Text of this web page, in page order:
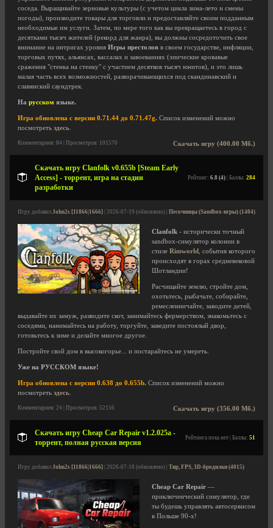
соседа. Выращивайте зерновые культуры (с учетом цикла зима-лето и смены
погоды), производите товары для торговли и предоставляйте своим подданным
необходимые им услуги. Затем, по мере того как вы превращаетесь в город с
десятками тысяч жителей (рекорд для жанра), вы должны сосредоточить свое
внимание на интригах уровня Игры престолов в своем государстве, инфляции,
торговых путях, альянсах, вассалах и завоеваниях (эпические кровавые
сражения "стенка на стенку" с участием десятков тысяч юнитов), и это лишь
малая часть всех возможностей, разворачивающихся под скандинавский и
славянский саундтрек.
На русском языке.
Игра обновлена с версии 0.71.44 до 0.71.47g. Список изменений можно
посмотреть здесь
Скачать игру (400.00 Мб.)
Комментариев: 84 | Просмотров: 101570
Скачать игру Clanfolk v0.655b [Steam Early
Access] - торрент, игра на стадии
разработки
Рейтинг: 6.8 (4) | Баллы: 284
Игру добавил John2s [11866|1666] | 2026-07-19 (обновлено) | Песочницы (Sandbox-игры) (1404)
Clanfolk - исторически точный
sandbox-симулятор колонии в
стиле Rimworld
, события которого
происходят в горах средневековой
Шотландии!
Расчищайте землю, стройте дом,
охотьтесь, рыбачьте, собирайте,
ремесленничайте, заводите детей,
выдавайте их замуж, разводите скот, занимайтесь фермерством, знакомьтесь с
соседями, нанимайтесь на работу, торгуйте, заведите постоялый двор,
готовьтесь к зиме и делайте многое другое.
Постройте свой дом в высокогорье... и постарайтесь не умереть.
Уже на РУССКОМ языке!
Игра обновлена с версии 0.638 до 0.655b. Список изменений можно
посмотреть здесь
Скачать игру (356.00 Мб.)
Комментариев: 24 | Просмотров: 52156
Скачать игру Cheap Car Repair v1.2.025a -
торрент, полная русская версия
Рейтинга пока нет | Баллы: 51
Игру добавил John2s [11866|1666] | 2026-07-18 (обновлено) | Тир, FPS, 3D-бродилки (4015)
Cheap Car Repair —
приключенческий симулятор, где
ты будешь управлять автосервисом
в Польше 90-х!